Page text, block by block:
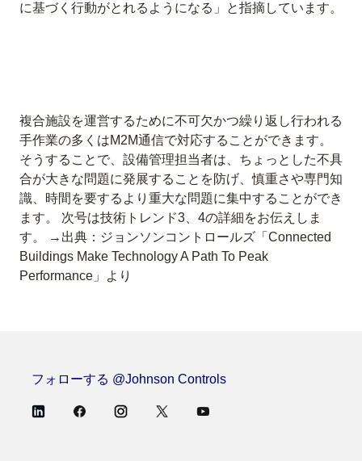
に基づく行動がとれるようになる」と指摘しています。
複合施設を運営するために不可欠かつ繰り返し行われる
手作業の多くはM2M通信で対応することができます。
そうすることで、設備管理担当者は、ちょっとした不具
合が大きな問題に発展することを防げ、慎重さや専門知
識、時間を要するより重大な問題に集中することができ
ます。 次号は技術トレンド3、4の詳細をお伝えしま
す。 →出典：ジョンソンコントロールズ「Connected
Buildings Make Technology A Path To Peak
Performance」より
フォローする @Johnson Controls